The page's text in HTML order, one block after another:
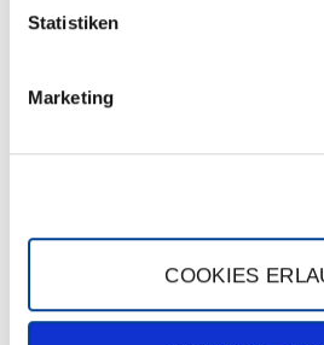
Statistiken
Marketing
COOKIES
Wir freuen uns auf Ihren Besuch an
Tag der Senioren 2026